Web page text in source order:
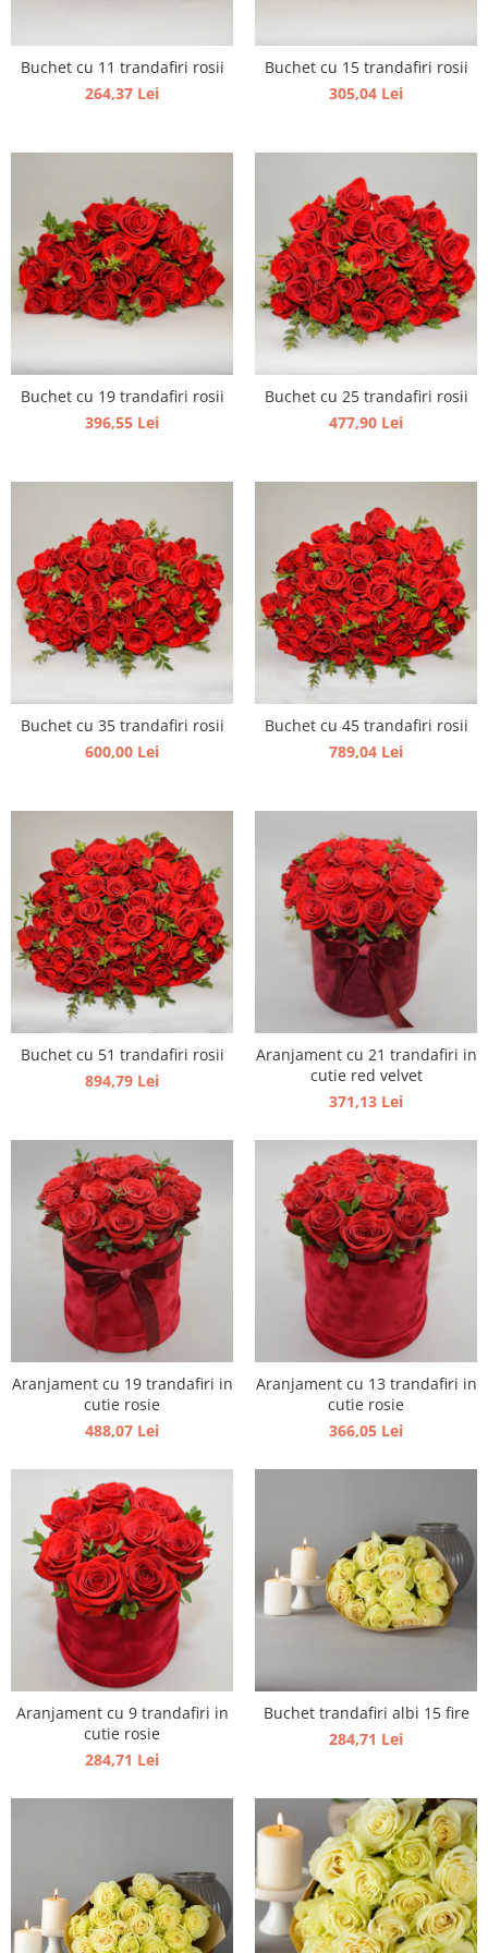
Buchet cu 11 trandafiri rosii
264,37 Lei
Buchet cu 15 trandafiri rosii
305,04 Lei
Buchet cu 19 trandafiri rosii
396,55 Lei
Buchet cu 25 trandafiri rosii
477,90 Lei
Buchet cu 35 trandafiri rosii
600,00 Lei
Buchet cu 45 trandafiri rosii
789,04 Lei
Buchet cu 51 trandafiri rosii
894,79 Lei
Aranjament cu 21 trandafiri in
cutie red velvet
371,13 Lei
Aranjament cu 19 trandafiri in
cutie rosie
488,07 Lei
Aranjament cu 13 trandafiri in
cutie rosie
366,05 Lei
Aranjament cu 9 trandafiri in
cutie rosie
284,71 Lei
Buchet trandafiri albi 15 fire
284,71 Lei